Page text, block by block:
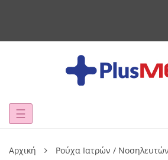
Toggle
☰
Αρχική Ρούχα Iατρών / Νοσηλευτών